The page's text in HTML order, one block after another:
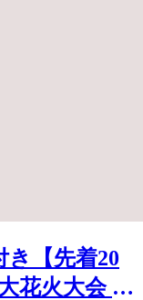
【先着20
花火大会 観